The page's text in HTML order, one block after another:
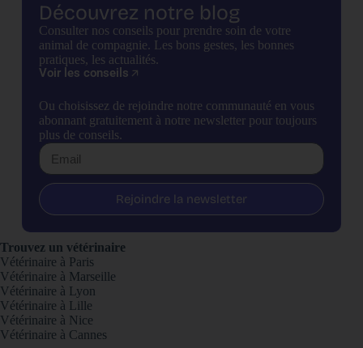
Découvrez notre blog
Consulter nos conseils pour prendre soin de votre
animal de compagnie. Les bons gestes, les bonnes
pratiques, les actualités.
Voir les conseils
Ou choisissez de rejoindre notre communauté en vous
abonnant gratuitement à notre newsletter pour toujours
plus de conseils.
Rejoindre la newsletter
Trouvez un vétérinaire
Vétérinaire à Paris
Vétérinaire à Marseille
Vétérinaire à Lyon
Vétérinaire à Lille
Vétérinaire à Nice
Vétérinaire à Cannes